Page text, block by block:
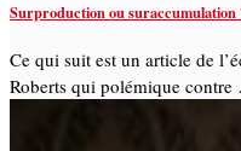
Surproduction ou suraccumulation
Ce qui suit est un article de
Roberts qui polémique